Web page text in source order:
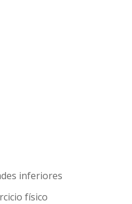
inferiores
físico